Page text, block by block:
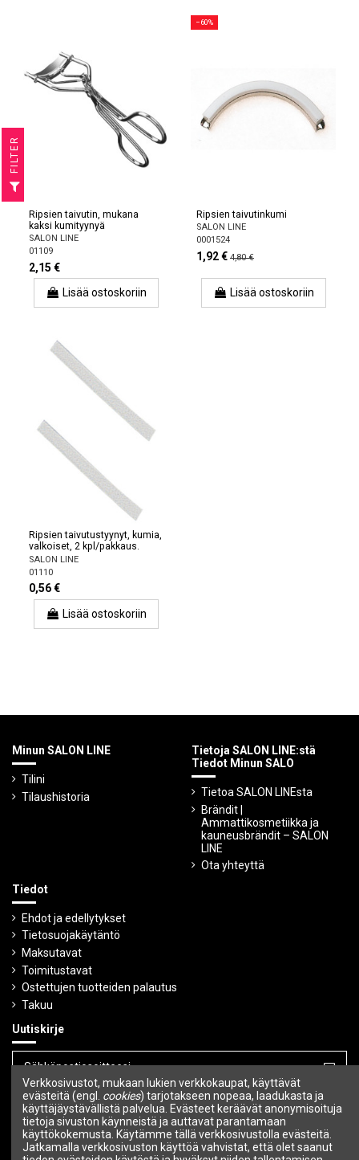
Ripsien taivutin, mukana
kaksi kumityynyä
SALON LINE
01109
2,15 €
Lisää ostoskoriin
−60%
Ripsien taivutinkumi
SALON LINE
0001524
1,92 € 4,80 €
Lisää ostoskoriin
Ripsien taivutustyynyt, kumia,
valkoiset, 2 kpl/pakkaus.
SALON LINE
01110
0,56 €
Lisää ostoskoriin
Minun SALON LINE
Tilini
Tilaushistoria
Tietoja SALON LINE:stä
Tiedot Minun SALO
Tietoa SALON LINEsta
Brändit |
Ammattikosmetiikka ja
kauneusbrändit – SALON
LINE
Ota yhteyttä
Tiedot
Ehdot ja edellytykset
Tietosuojakäytäntö
Maksutavat
Toimitustavat
Ostettujen tuotteiden palautus
Takuu
Uutiskirje
Voit peruuttaa tilauksen milloin tahansa.
Seuraa meitä
Verkkosivustot, mukaan lukien verkkokaupat, käyttävät
evästeitä (engl. cookies) tarjotakseen nopeaa, laadukasta ja
käyttäjäystävällistä palvelua. Evästeet keräävät anonymisoituja
tietoja sivuston käynneistä ja auttavat parantamaan
käyttökokemusta. Käytämme tällä verkkosivustolla evästeitä.
Jatkamalla verkkosivuston käyttöä vahvistat, että olet saanut
R